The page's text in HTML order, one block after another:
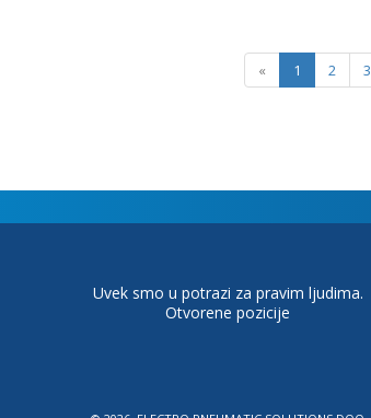
« 1 2 3
Uvek smo u potrazi za pravim ljudima.
Otvorene pozicije